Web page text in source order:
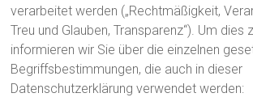
verarbeitet werden („Rechtmäßigkeit,
Treu und Glauben, Transparenz“). Um dies
informieren wir Sie über die einzelnen
Begriffsbestimmungen, die auch in dieser
Datenschutzerklärung verwendet werden: